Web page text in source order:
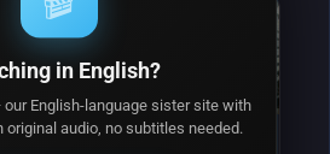
1x9
Episodio
in English?
English-language sister site with
original audio, no subtitles needed.